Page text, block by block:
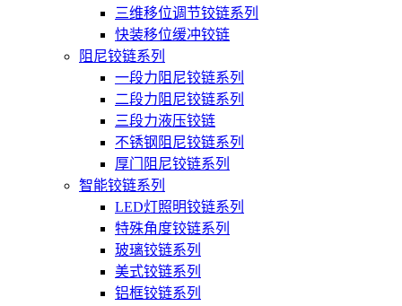
三维移位调节铰链系列
快装移位缓冲铰链
阻尼铰链系列
一段力阻尼铰链系列
二段力阻尼铰链系列
三段力液压铰链
不锈钢阻尼铰链系列
厚门阻尼铰链系列
智能铰链系列
LED灯照明铰链系列
特殊角度铰链系列
玻璃铰链系列
美式铰链系列
铝框铰链系列